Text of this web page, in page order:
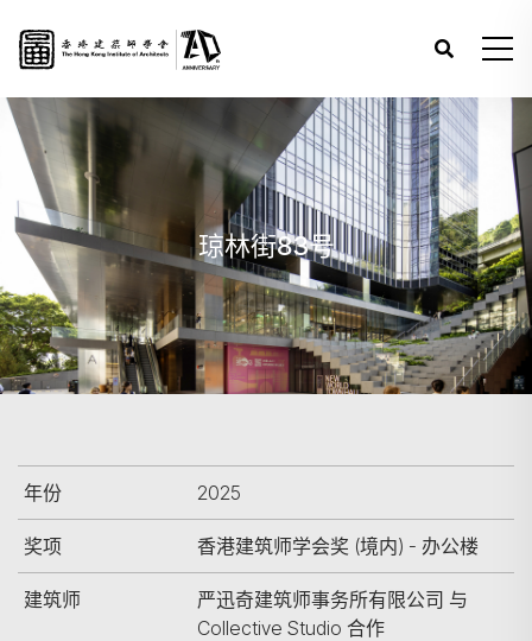
琼林街83号
年份 2025
奖项 香港建筑师学会奖 (境内) - 办公楼
建筑师
严迅奇建筑师事务所有限公司 与
Collective Studio 合作